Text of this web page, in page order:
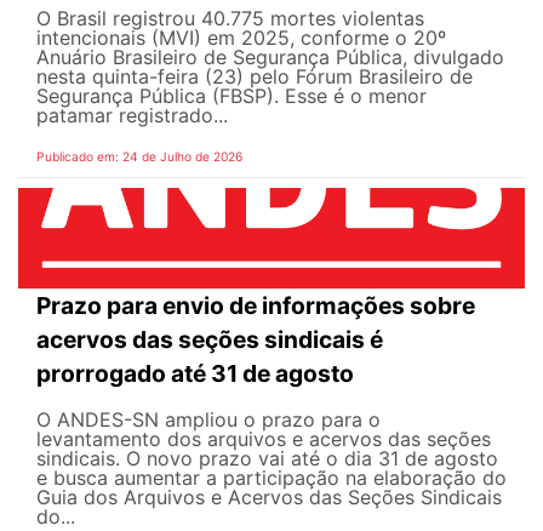
O Brasil registrou 40.775 mortes violentas
intencionais (MVI) em 2025, conforme o 20º
Anuário Brasileiro de Segurança Pública, divulgado
nesta quinta-feira (23) pelo Fórum Brasileiro de
Segurança Pública (FBSP). Esse é o menor
patamar registrado...
Publicado em: 24 de Julho de 2026
Prazo para envio de informações sobre
acervos das seções sindicais é
prorrogado até 31 de agosto
O ANDES-SN ampliou o prazo para o
levantamento dos arquivos e acervos das seções
sindicais. O novo prazo vai até o dia 31 de agosto
e busca aumentar a participação na elaboração do
Guia dos Arquivos e Acervos das Seções Sindicais
do...